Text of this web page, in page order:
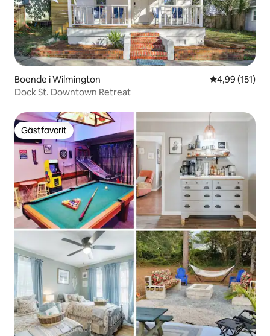
Boende i Wilmington 4,99 av 5 i
4,99 (151)
Dock St. Downtown Retreat
Gästfavorit
Gästfavorit